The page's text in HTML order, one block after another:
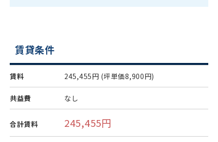
賃貸条件
賃料 245,455円 (坪単価8,900円)
共益費 なし
合計賃料 245,455円